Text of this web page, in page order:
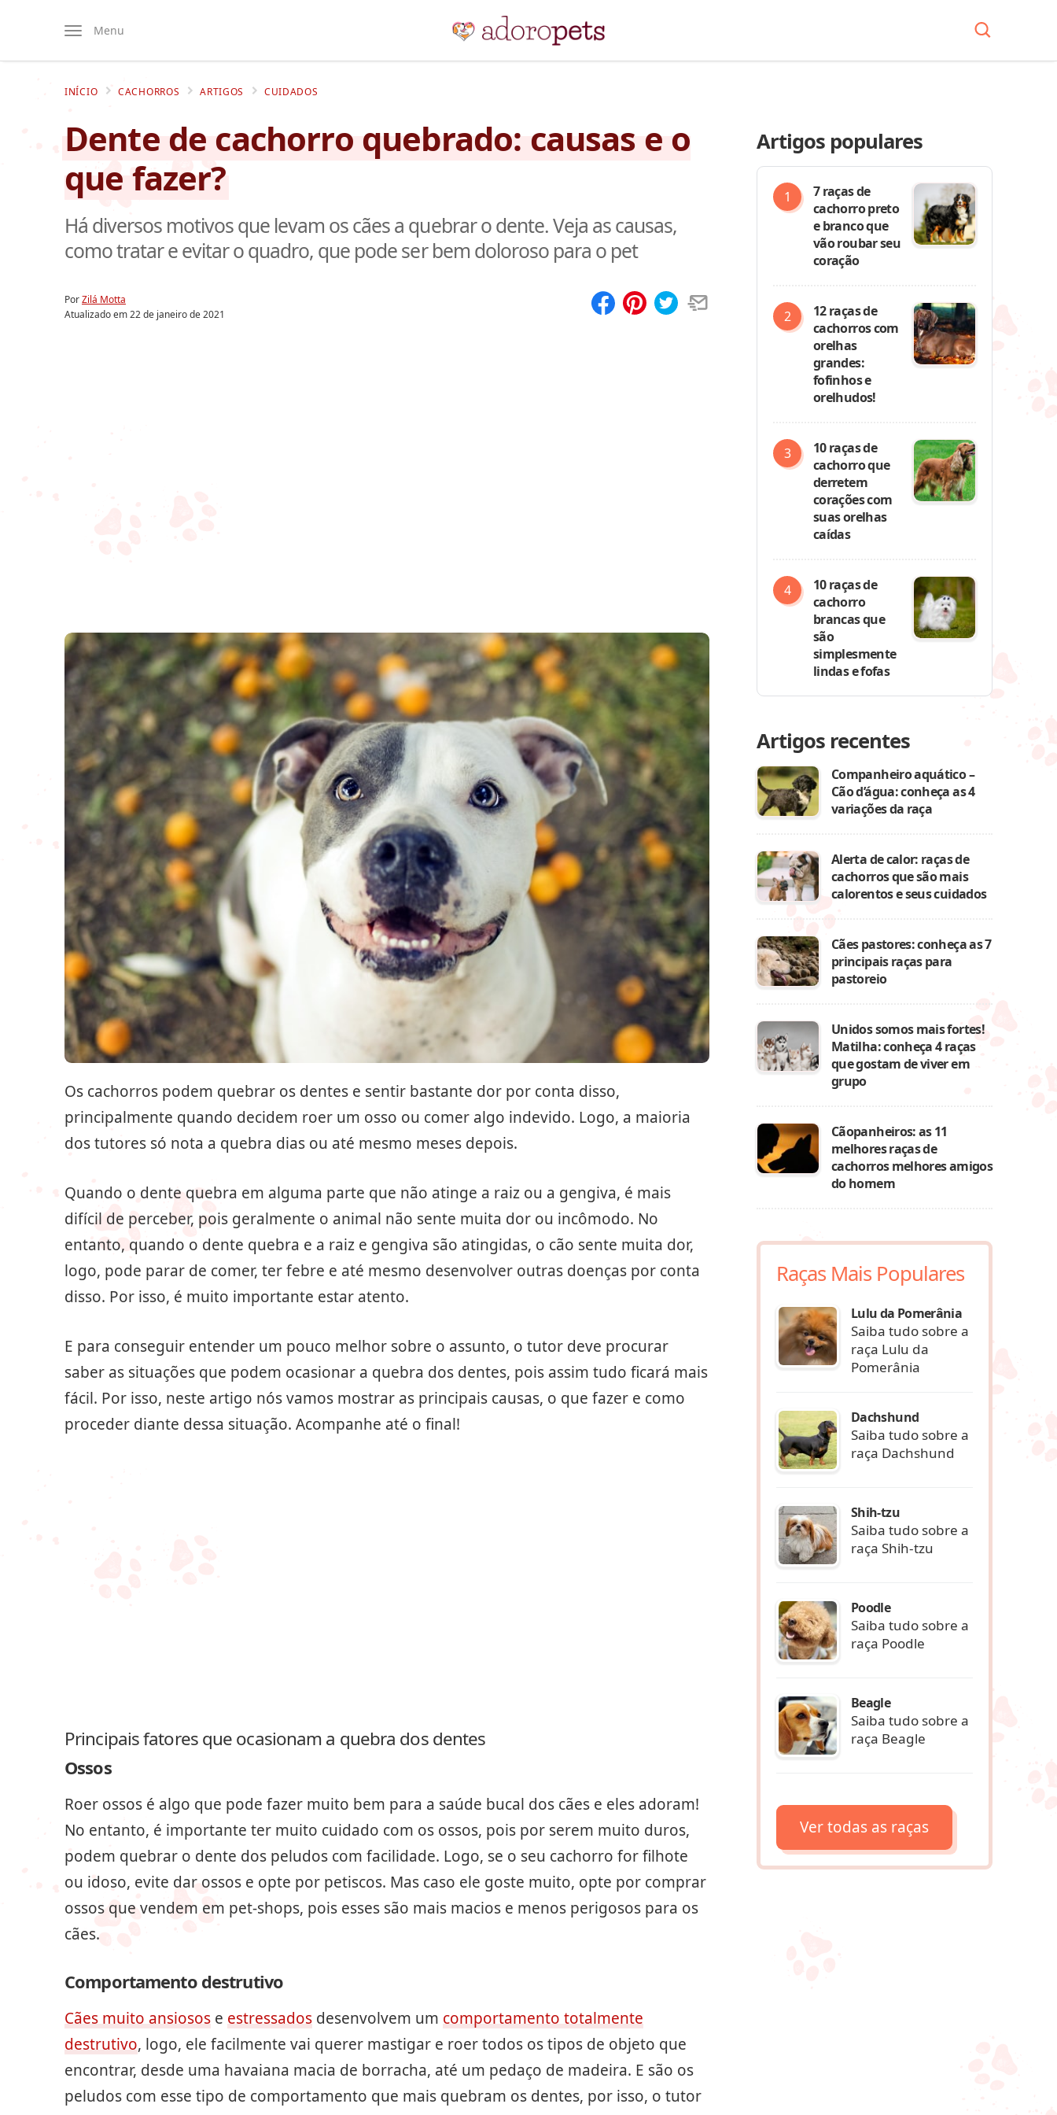
Menu
INÍCIO CACHORROS ARTIGOS CUIDADOS
Dente de cachorro quebrado: causas e o
que fazer?
Há diversos motivos que levam os cães a quebrar o dente. Veja as causas,
como tratar e evitar o quadro, que pode ser bem doloroso para o pet
PorZilá Motta
Atualizado em22 de janeiro de 2021
Os cachorros podem quebrar os dentes e sentir bastante dor por conta disso,
principalmente quando decidem roer um osso ou comer algo indevido. Logo, a maioria
dos tutores só nota a quebra dias ou até mesmo meses depois.
Quando o dente quebra em alguma parte que não atinge a raiz ou a gengiva, é mais
difícil de perceber, pois geralmente o animal não sente muita dor ou incômodo. No
entanto, quando o dente quebra e a raiz e gengiva são atingidas, o cão sente muita dor,
logo, pode parar de comer, ter febre e até mesmo desenvolver outras doenças por conta
disso. Por isso, é muito importante estar atento.
E para conseguir entender um pouco melhor sobre o assunto, o tutor deve procurar
saber as situações que podem ocasionar a quebra dos dentes, pois assim tudo ficará mais
fácil. Por isso, neste artigo nós vamos mostrar as principais causas, o que fazer e como
proceder diante dessa situação. Acompanhe até o final!
Principais fatores que ocasionam a quebra dos dentes
Ossos
Roer ossos é algo que pode fazer muito bem para a saúde bucal dos cães e eles adoram!
No entanto, é importante ter muito cuidado com os ossos, pois por serem muito duros,
podem quebrar o dente dos peludos com facilidade. Logo, se o seu cachorro for filhote
ou idoso, evite dar ossos e opte por petiscos. Mas caso ele goste muito, opte por comprar
ossos que vendem em pet-shops, pois esses são mais macios e menos perigosos para os
cães.
Comportamento destrutivo
Cães muito ansiosos e estressados desenvolvem um comportamento totalmente
destrutivo, logo, ele facilmente vai querer mastigar e roer todos os tipos de objeto que
encontrar, desde uma havaiana macia de borracha, até um pedaço de madeira. E são os
peludos com esse tipo de comportamento que mais quebram os dentes, por isso, o tutor
Artigos populares
7 raças de
cachorro preto
e branco que
vão roubar seu
coração
12 raças de
cachorros com
orelhas
grandes:
fofinhos e
orelhudos!
10 raças de
cachorro que
derretem
corações com
suas orelhas
caídas
10 raças de
cachorro
brancas que
são
simplesmente
lindas e fofas
Artigos recentes
Companheiro aquático –
Cão d’água: conheça as 4
variações da raça
Alerta de calor: raças de
cachorros que são mais
calorentos e seus cuidados
Cães pastores: conheça as 7
principais raças para
pastoreio
Unidos somos mais fortes!
Matilha: conheça 4 raças
que gostam de viver em
grupo
Cãopanheiros: as 11
melhores raças de
cachorros melhores amigos
do homem
Raças Mais Populares
Lulu da Pomerânia
Saiba tudo sobre a
raça Lulu da
Pomerânia
Dachshund
Saiba tudo sobre a
raça Dachshund
Shih-tzu
Saiba tudo sobre a
raça Shih-tzu
Poodle
Saiba tudo sobre a
raça Poodle
Beagle
Saiba tudo sobre a
raça Beagle
Ver todas as raças